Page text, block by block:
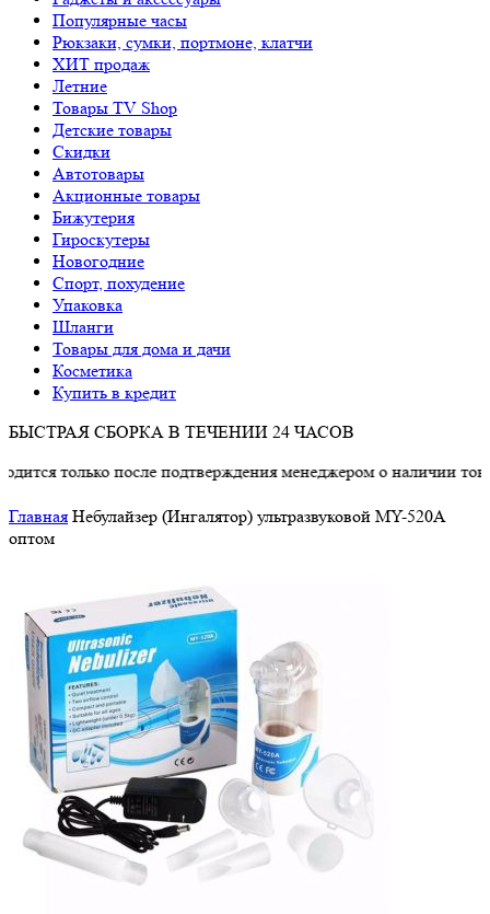
Популярные часы
Рюкзаки, сумки, портмоне, клатчи
ХИТ продаж
Летние
Товары TV Shop
Детские товары
Cкидки
Автотовары
Акционные товары
Бижутерия
Гироскутеры
Новогодние
Спорт, похудение
Упаковка
Шланги
Товары для дома и дачи
Косметика
Купить в кредит
БЫСТРАЯ СБОРКА В ТЕЧЕНИИ 24 ЧАСОВ
после подтверждения менеджером о наличии товара.
Главная Небулайзер (Ингалятор) ультразвуковой MY-520A
оптом